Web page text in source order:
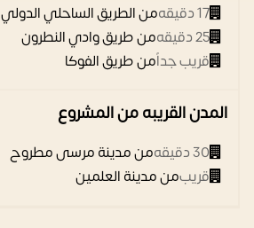
17 دقيقه
من الطريق الساحلي الدولي
25 دقيقه
من طريق وادي النطرون
قريب جداًمن طريق الفوكا
المدن القريبه من المشروع
30 دقيقه
من مدينة مرسى مطروح
قريبمن مدينة العلمين